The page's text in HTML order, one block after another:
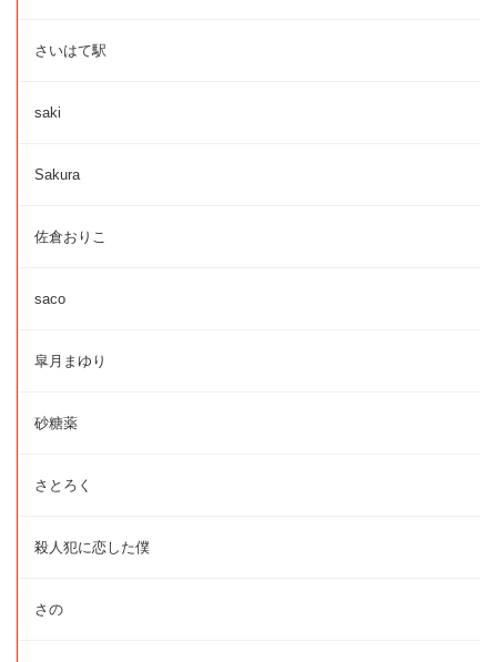
さいはて駅
saki
Sakura
佐倉おりこ
saco
皐月まゆり
砂糖薬
さとろく
殺人犯に恋した僕
さの